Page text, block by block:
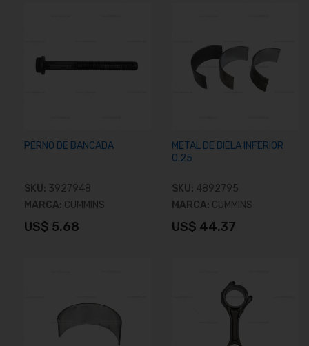
PERNO DE BANCADA
SKU: 3927948
MARCA: CUMMINS
US$ 5.68
METAL DE BIELA INFERIOR
0.25
SKU: 4892795
MARCA: CUMMINS
US$ 44.37